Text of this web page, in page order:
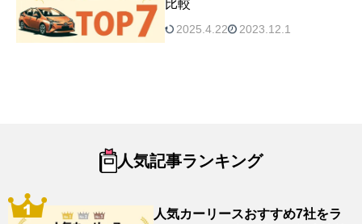
比較
2025.4.22 2023.12.1
人気記事ランキング
人気カーリースおすすめ7社をラ